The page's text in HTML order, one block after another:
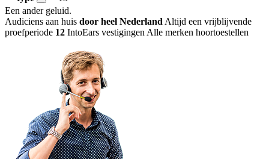
Een ander geluid.
Audiciens aan huis door heel NederlandAltijd een vrijblijvende
proefperiode 12 IntoEars vestigingenAlle merken hoortoestellen